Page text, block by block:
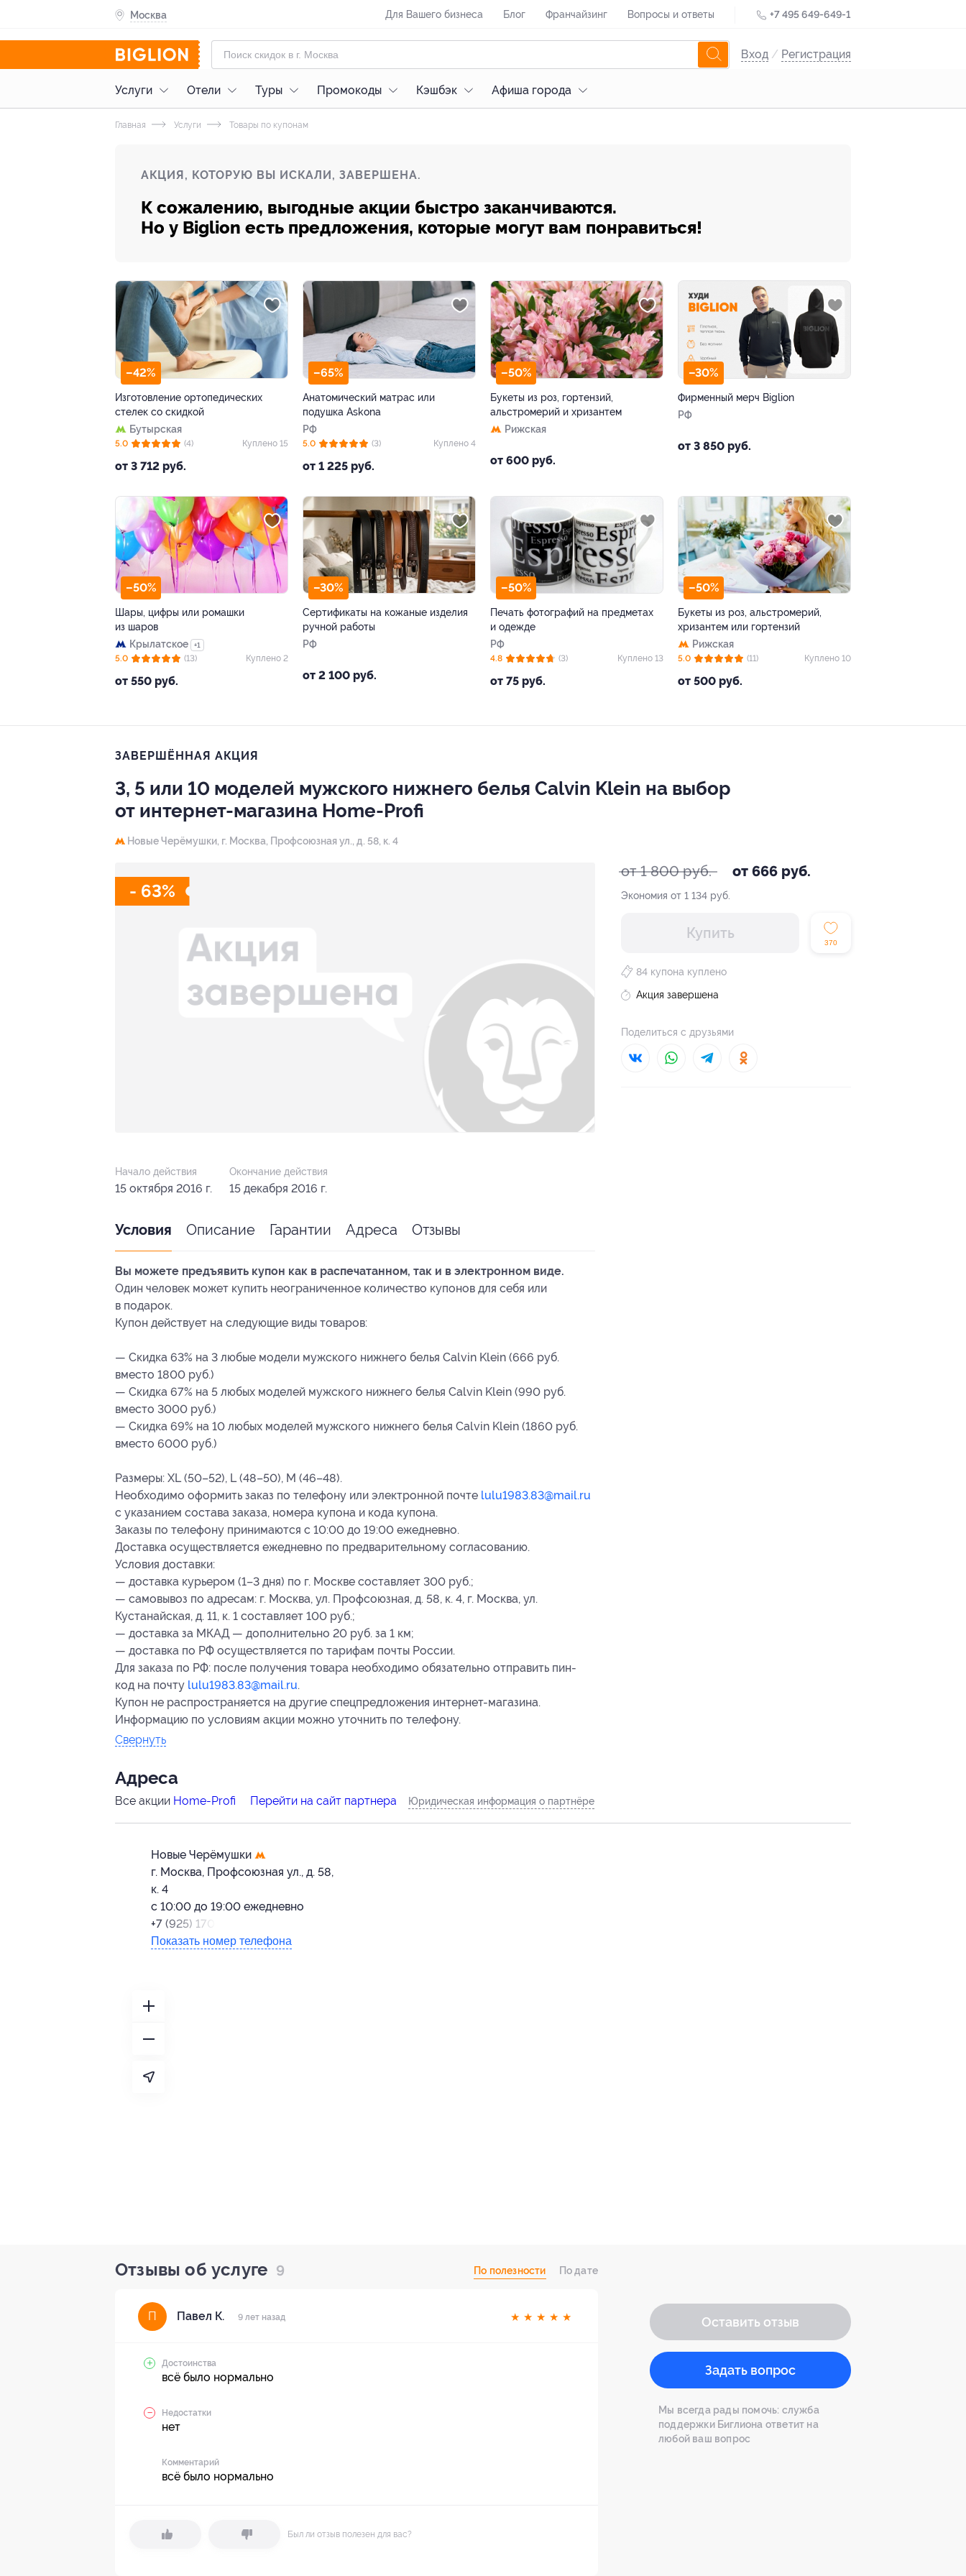
Москва Для Вашего бизнеса Блог Франчайзинг Вопросы и ответы +7 495 649-649-1
Вход / Регистрация
Услуги Отели Туры Промокоды Кэшбэк Афиша города
Главная Услуги Товары по купонам
АКЦИЯ, КОТОРУЮ ВЫ ИСКАЛИ, ЗАВЕРШЕНА.
К сожалению, выгодные акции быстро заканчиваются.
Но у Biglion есть предложения, которые могут вам понравиться!
–42%
Изготовление ортопедических
стелек со скидкой
Бутырская
от 3 712 руб.
5.0 (4) Куплено 15
–65%
Анатомический матрас или
подушка Askona
РФ
от 1 225 руб.
5.0 (3) Куплено 4
–50%
Букеты из роз, гортензий,
альстромерий и хризантем
Рижская
от 600 руб.
–30%
Фирменный мерч Biglion
РФ
от 3 850 руб.
–50%
Шары, цифры или ромашки
из шаров
Крылатское
+1
от 550 руб.
5.0 (13) Куплено 2
–30%
Сертификаты на кожаные изделия
ручной работы
РФ
от 2 100 руб.
–50%
Печать фотографий на предметах
и одежде
РФ
от 75 руб.
4.8 (3) Куплено 13
–50%
Букеты из роз, альстромерий,
хризантем или гортензий
Рижская
от 500 руб.
5.0 (11) Куплено 10
ЗАВЕРШЁННАЯ АКЦИЯ
3, 5 или 10 моделей мужского нижнего белья Calvin Klein на выбор
от интернет-магазина Home-Profi
Новые Черёмушки, г. Москва, Профсоюзная ул., д. 58, к. 4
- 63%
от 1 800 руб. от 666 руб.
Экономия от 1 134 руб.
Купить
370
84 купона куплено
Акция завершена
Поделиться с друзьями
Начало действия
15 октября 2016 г.
Окончание действия
15 декабря 2016 г.
Условия Описание Гарантии Адреса Отзывы
Вы можете предъявить купон как в распечатанном, так и в электронном виде.
Один человек может купить неограниченное количество купонов для себя или
в подарок.
Купон действует на следующие виды товаров:
— Скидка 63% на 3 любые модели мужского нижнего белья Calvin Klein (666 руб.
вместо 1800 руб.)
— Скидка 67% на 5 любых моделей мужского нижнего белья Calvin Klein (990 руб.
вместо 3000 руб.)
— Скидка 69% на 10 любых моделей мужского нижнего белья Calvin Klein (1860 руб.
вместо 6000 руб.)
Размеры: XL (50–52), L (48–50), M (46–48).
Необходимо оформить заказ по телефону или электронной почте lulu1983.83@mail.ru
с указанием состава заказа, номера купона и кода купона.
Заказы по телефону принимаются с 10:00 до 19:00 ежедневно.
Доставка осуществляется ежедневно по предварительному согласованию.
Условия доставки:
— доставка курьером (1–3 дня) по г. Москве составляет 300 руб.;
— самовывоз по адресам: г. Москва, ул. Профсоюзная, д. 58, к. 4, г. Москва, ул.
Кустанайская, д. 11, к. 1 составляет 100 руб.;
— доставка за МКАД — дополнительно 20 руб. за 1 км;
— доставка по РФ осуществляется по тарифам почты России.
Для заказа по РФ: после получения товара необходимо обязательно отправить пин-
код на почту lulu1983.83@mail.ru.
Купон не распространяется на другие спецпредложения интернет-магазина.
Информацию по условиям акции можно уточнить по телефону.
Свернуть
Адресa
Все акции Home-Profi Перейти на сайт партнера Юридическая информация о партнёре
Новые Черёмушки
г. Москва, Профсоюзная ул., д. 58,
к. 4
с 10:00 до 19:00 ежедневно
+7 (925) 170-44-54
Показать номер телефона
Отзывы об услуге 9 По полезности По дате
П Павел К. 9 лет назад ★ ★ ★ ★ ★
Достоинства
всё было нормально
Недостатки
нет
Комментарий
всё было нормально
Был ли отзыв полезен для вас?
Оставить отзыв
Задать вопрос
Мы всегда рады помочь: служба
поддержки Биглиона ответит на
любой ваш вопрос